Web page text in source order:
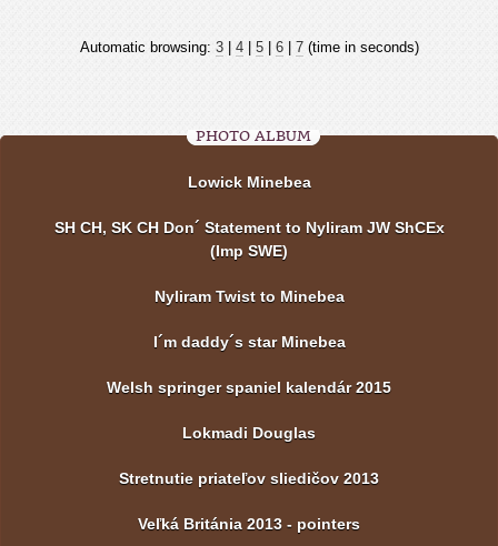
Automatic browsing: 3| 4| 5| 6| 7(time in seconds)
PHOTO ALBUM
Lowick Minebea
SH CH, SK CH Don´ Statement to Nyliram JW ShCEx
(Imp SWE)
Nyliram Twist to Minebea
I´m daddy´s star Minebea
Welsh springer spaniel kalendár 2015
Lokmadi Douglas
Stretnutie priateľov sliedičov 2013
Veľká Británia 2013 - pointers